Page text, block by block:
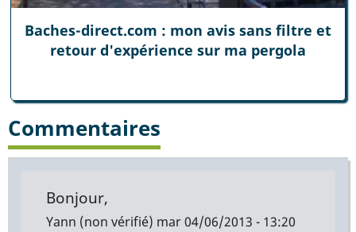
Baches-direct.com : mon avis sans filtre et
retour d'expérience sur ma pergola
Commentaires
Bonjour,
Yann (non vérifié) mar 04/06/2013 - 13:20